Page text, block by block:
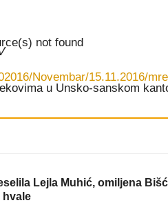
not found
Novembar/15.11.2016/
ili smanjivanje tona.
u Unsko-sanskom
Lejla Muhić, omiljena
hvale